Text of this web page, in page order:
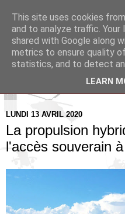
Pax
Blog d'actualité et
LUNDI 13 AVRIL 2020
La propulsion
l'accès souverain
This site uses cookies
and to analyze traffic. Your
shared with Google along
metrics to ensure quality
statistics, and to detect
LEARN